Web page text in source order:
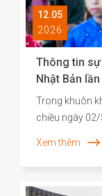
12.05
2026
Thông tin sự
Nhật Bản
Trong khuôn
chiều ngày
Sanae đã bày
hóa thế giới
Xem thêm